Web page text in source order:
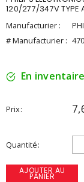
120/277/347V TYPE
Manufacturier :
# Manufacturier :
En inventaire
Prix
Quantité
AJOUTER AU
PANIER